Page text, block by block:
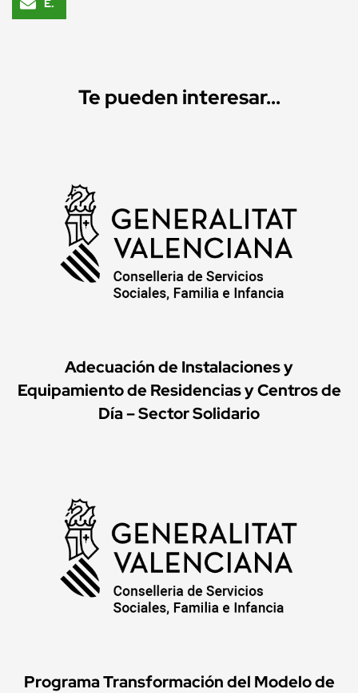
Email
Te pueden interesar...
Adecuación de Instalaciones y
Equipamiento de Residencias y Centros de
Día – Sector Solidario
Programa Transformación del Modelo de